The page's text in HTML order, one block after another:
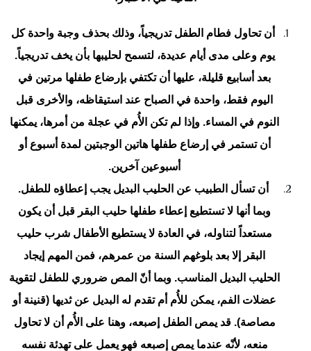
أن تحاول فطام الطفل تدريجياً، وذلك بحذف وجبة واحدة كل
يوم وعلى مدى أيام عديدة، لتسمح لحليبها بأن يخف تدريجياً.
بعد أسابيع قليلة، عليها أن تكتفي بإرضاع طفلها مرتين في
اليوم فقط، واحدة في الصباح عند استيقاظه، والأخرى قبل
النوم في المساء. وإذا لم تكن الأُم في عجلة من أمرها، يمكنها
أن تستمر في إرضاع طفلها هاتين الوجبتين لمدة أسبوع أو
أسبوعين آخرين.
أن تسأل الطبيب عن الحليب البديل يجب إعطاؤه للطفل.
وبما أنها لا تستطيع إعطاء طفلها حليب البقر قبل أن يكون
مستعداً لتناوله، في العادة لا يستطيع الأطفال شرب حليب
البقر إلا بعد بلوغهم السنة من عمرهم، فمن المهم إيجاد
الحليب البديل المناسب. وبما أنّ المص ضروري للطفل لتقوية
عضلات الفم، يمكن للأُم أم تقدم له البديل عن ثديها (قنينة أو
مصاصة). قد يمص الطفل إصبعه، وهنا على الأُم أن لا تحاول
منعه، لأنّه عندما يمص إصبعه فهو يعمل على تهدئة نفسه